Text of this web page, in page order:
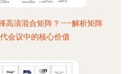
高清混合矩阵？——解析矩阵
会议中的核心价值